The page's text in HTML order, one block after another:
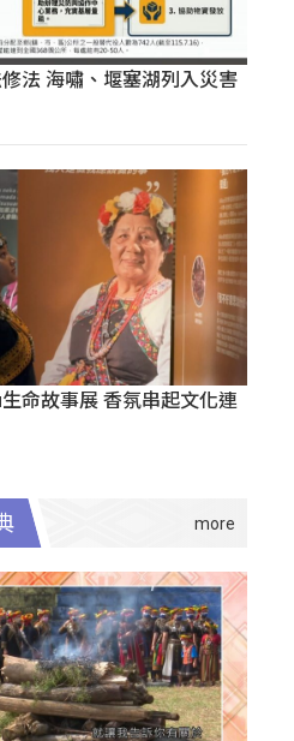
法 海嘯、堰塞湖列入災害
命故事展 香氛串起文化連